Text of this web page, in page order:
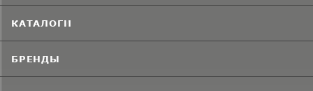
КАТАЛОГИ
БРЕНДЫ